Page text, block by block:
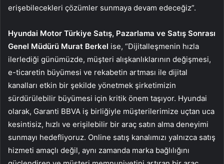
erişebilecekleri çözümler sunmaya devam edeceğiz”.
Hyundai Motor Türkiye Satış, Pazarlama ve Satış Sonrası
Genel Müdürü Murat Berkel ise, “Dijitalleşmenin hızla
ilerlediği günümüzde, müşteri alışkanlıklarının değişmesi,
e-ticaretin büyümesi ve rekabetin artması ile dijital
kanalları etkin bir şekilde yönetmek şirketimizin
sürdürülebilir büyümesi için kritik önem taşıyor. Hyundai
olarak, Garanti BBVA iş birliğiyle müşterilerimize uçtan uca
kesintisiz, hızlı ve erişilebilir bir araç satın alma deneyimi
sunmayı hedefliyoruz. Online satış kanalımızı yalnızca satış
hizmeti amaçlı değil, aynı zamanda marka bağlılığını